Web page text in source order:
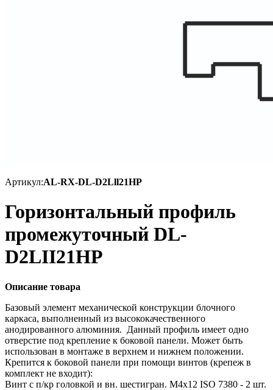
Артикул:AL-RX-DL-D2Lll21HP
Горизонтальный профиль
промежуточный DL-
D2LII21HP
Описание товара
Базовый элемент механической конструкции блочного
каркаса, выполненный из высококачественного
анодированного алюминия. Данный профиль имеет одно
отверстие под крепление к боковой панели. Может быть
использован в монтаже в верхнем и нижнем положении.
Крепится к боковой панели при помощи винтов (крепеж в
комплект не входит):
Винт с п/кр головкой и вн. шестигран. М4x12 ISO 7380 - 2 шт.